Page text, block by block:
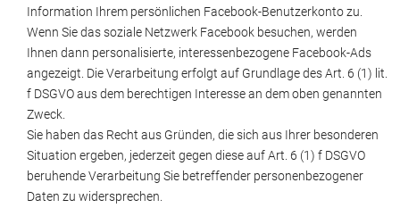
Information Ihrem persönlichen Facebook-Benutzerkonto zu.
Wenn Sie das soziale Netzwerk Facebook besuchen, werden
Ihnen dann personalisierte, interessenbezogene Facebook-Ads
angezeigt. Die Verarbeitung erfolgt auf Grundlage des Art. 6 (1) lit.
f DSGVO aus dem berechtigen Interesse an dem oben genannten
Zweck.
Sie haben das Recht aus Gründen, die sich aus Ihrer besonderen
Situation ergeben, jederzeit gegen diese auf Art. 6 (1) f DSGVO
beruhende Verarbeitung Sie betreffender personenbezogener
Daten zu widersprechen.